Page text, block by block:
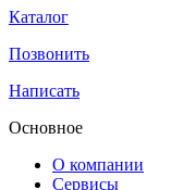
Каталог
Позвонить
Написать
Основное
О компании
Сервисы